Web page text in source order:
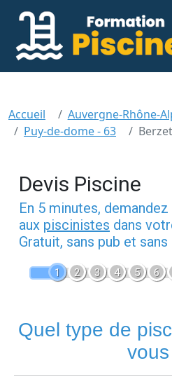
Accueil
Auvergne-Rhône-
Puy-de-dome - 63
Devis Piscine
En 5 minutes, demandez
aux piscinistes dans
Gratuit, sans pub et
1 2 3 4 5 6
Quel type de